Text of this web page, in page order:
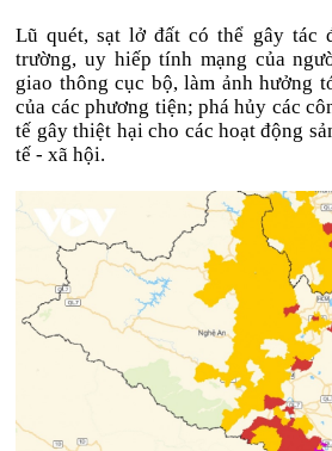
Lũ quét, sạt lở đất có thể gây tác
trường, uy hiếp tính mạng của
giao thông cục bộ, làm ảnh hưởng
của các phương tiện; phá hủy các
tế gây thiệt hại cho các hoạt động
tế - xã hội.